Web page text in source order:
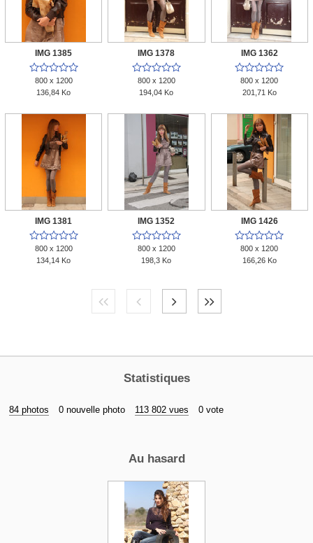
IMG 1385

800 x 1200
136,84 Ko
IMG 1378

800 x 1200
194,04 Ko
IMG 1362

800 x 1200
201,71 Ko
IMG 1381

800 x 1200
134,14 Ko
IMG 1352

800 x 1200
198,3 Ko
IMG 1426

800 x 1200
166,26 Ko
Statistiques
84 photos 0 nouvelle photo 113 802 vues 0 vote
Au hasard